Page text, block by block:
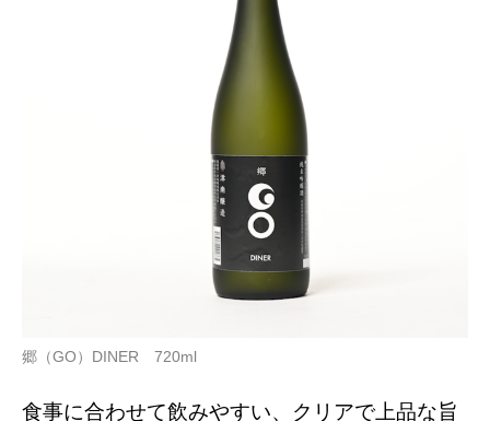
郷（GO）DINER 720ml
食事に合わせて飲みやすい、クリアで上品な旨